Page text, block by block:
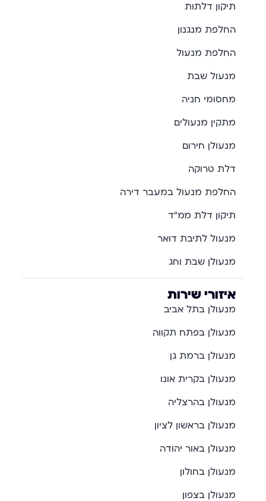
תיקון דלתות
החלפת מנגנון
החלפת מנעול
מנעול שבת
מחסומי חניה
מתקין מנעולים
מנעולן חירום
דלת טרוקה
החלפת מנעול במעבר דירה
תיקון דלת ממ"ד
מנעול לתיבת דואר
מנעולן שבת וחג
איזורי שירות
מנעולן בתל אביב
מנעולן בפתח תקווה
מנעולן ברמת גן
מנעולן בקרית אונו
מנעולן בהרצליה
מנעולן בראשון לציון
מנעולן באור יהודה
מנעולן בחולון
מנעולן בצפון